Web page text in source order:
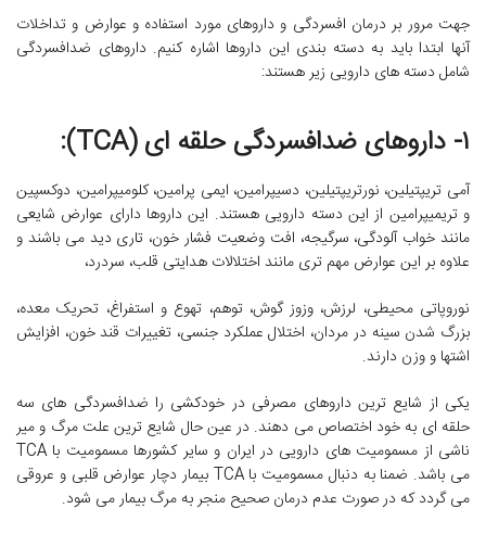
جهت مرور بر درمان افسردگی و داروهای مورد استفاده و عوارض و تداخلات
آنها ابتدا باید به دسته بندی این داروها اشاره کنیم. داروهای ضدافسردگی
شامل دسته های دارویی زیر هستند:
۱- داروهای ضدافسردگی حلقه ای (TCA):
آمی تریپتیلین، نورتریپتیلین، دسیپرامین، ایمی پرامین، کلومیپرامین، دوکسپین
و تریمیپرامین از این دسته دارویی هستند. این داروها دارای عوارض شایعی
مانند خواب آلودگی، سرگیجه، افت وضعیت فشار خون، تاری دید می باشند و
علاوه بر این عوارض مهم تری مانند اختلالات هدایتی قلب، سردرد،
نوروپاتی محیطی، لرزش، وزوز گوش، توهم، تهوع و استفراغ، تحریک معده،
بزرگ شدن سینه در مردان، اختلال عملکرد جنسی، تغییرات قند خون، افزایش
اشتها و وزن دارند.
یکی از شایع ترین داروهای مصرفی در خودکشی را ضدافسردگی های سه
حلقه ای به خود اختصاص می دهند. در عین حال شایع ترین علت مرگ و میر
ناشی از مسمومیت های دارویی در ایران و سایر کشورها مسمومیت با TCA
می باشد. ضمنا به دنبال مسمومیت با TCA بیمار دچار عوارض قلبی و عروقی
می گردد که در صورت عدم درمان صحیح منجر به مرگ بیمار می شود.